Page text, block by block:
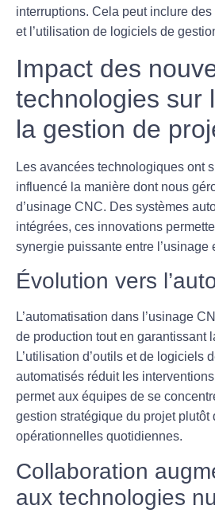
interruptions. Cela peut inclure
et l’utilisation de logiciels de
Impact des
technologies sur
la gestion de
Les avancées technologiques ont
influencé la manière dont nous
d’usinage CNC. Des systèmes
intégrées, ces innovations
synergie puissante entre l’usinage
Évolution vers
L’automatisation dans l’usinage
de production tout en garantissant
L’utilisation d’outils et de logiciels
automatisés réduit les
permet aux équipes de se
gestion stratégique du projet plutôt
opérationnelles quotidiennes.
Collaboration
aux technologies